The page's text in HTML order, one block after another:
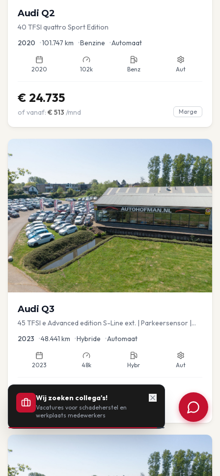
Audi Q2
40 TFSI quattro Sport Edition
2020 •101.747 km •Benzine •Automaat
2020 102k Benz Aut
€ 24.735
of vanaf: € 513 /mnd Marge
Audi Q3
45 TFSI e Advanced edition S-Line ext. | Parkeersensor |
2023 •48.441 km •Hybride •Automaat
2023 48k Hybr Aut
€33.435
of vanaf: €693/mnd BTW
Wij zoeken collega's!
Vacatures voor schadeherstel en
werkplaats medewerkers